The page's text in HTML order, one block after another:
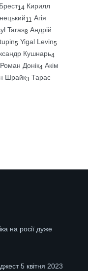
14 Кирилл
11 Агія
Taras8 Андрій
5 Yigal Levin5
Кушнарь4
Роман Донік4 Акім
Шрайк3 Тарас
на росії дуже
5 квітня 2023